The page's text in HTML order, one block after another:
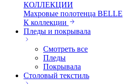
КОЛЛЕКЦИИ
Махровые полотенца BELLE
К коллекции
Пледы и покрывала
Смотреть все
Пледы
Покрывала
Столовый текстиль